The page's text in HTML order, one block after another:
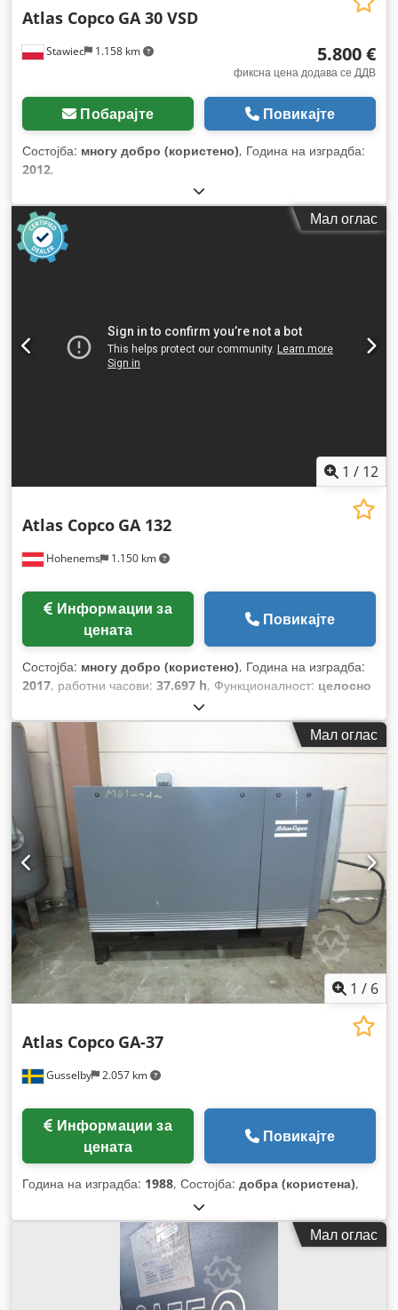
Stawiec 1.158 km
Atlas Copco GA 30 VSD
5.800 €
фиксна цена додава се ДДВ
Побарајте Повикајте
Состојба: многу добро (користено), Година на изградба:
2012,
Мал оглас
1 / 12
Hohenems 1.150 km
Atlas Copco GA 132
цената
Повикајте
Состојба: многу добро (користено), Година на изградба:
2017, работни часови: 37.697 h, Функционалност: целосно
Мал оглас
1 / 6
Gusselby 2.057 km
Atlas Copco GA-37
цената
Повикајте
Година на изградба: 1988, Состојба: добра (користена),
Мал оглас